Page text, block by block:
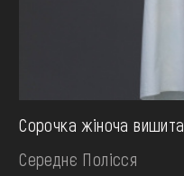
Сорочка жіноча вишита
Середнє Полісся